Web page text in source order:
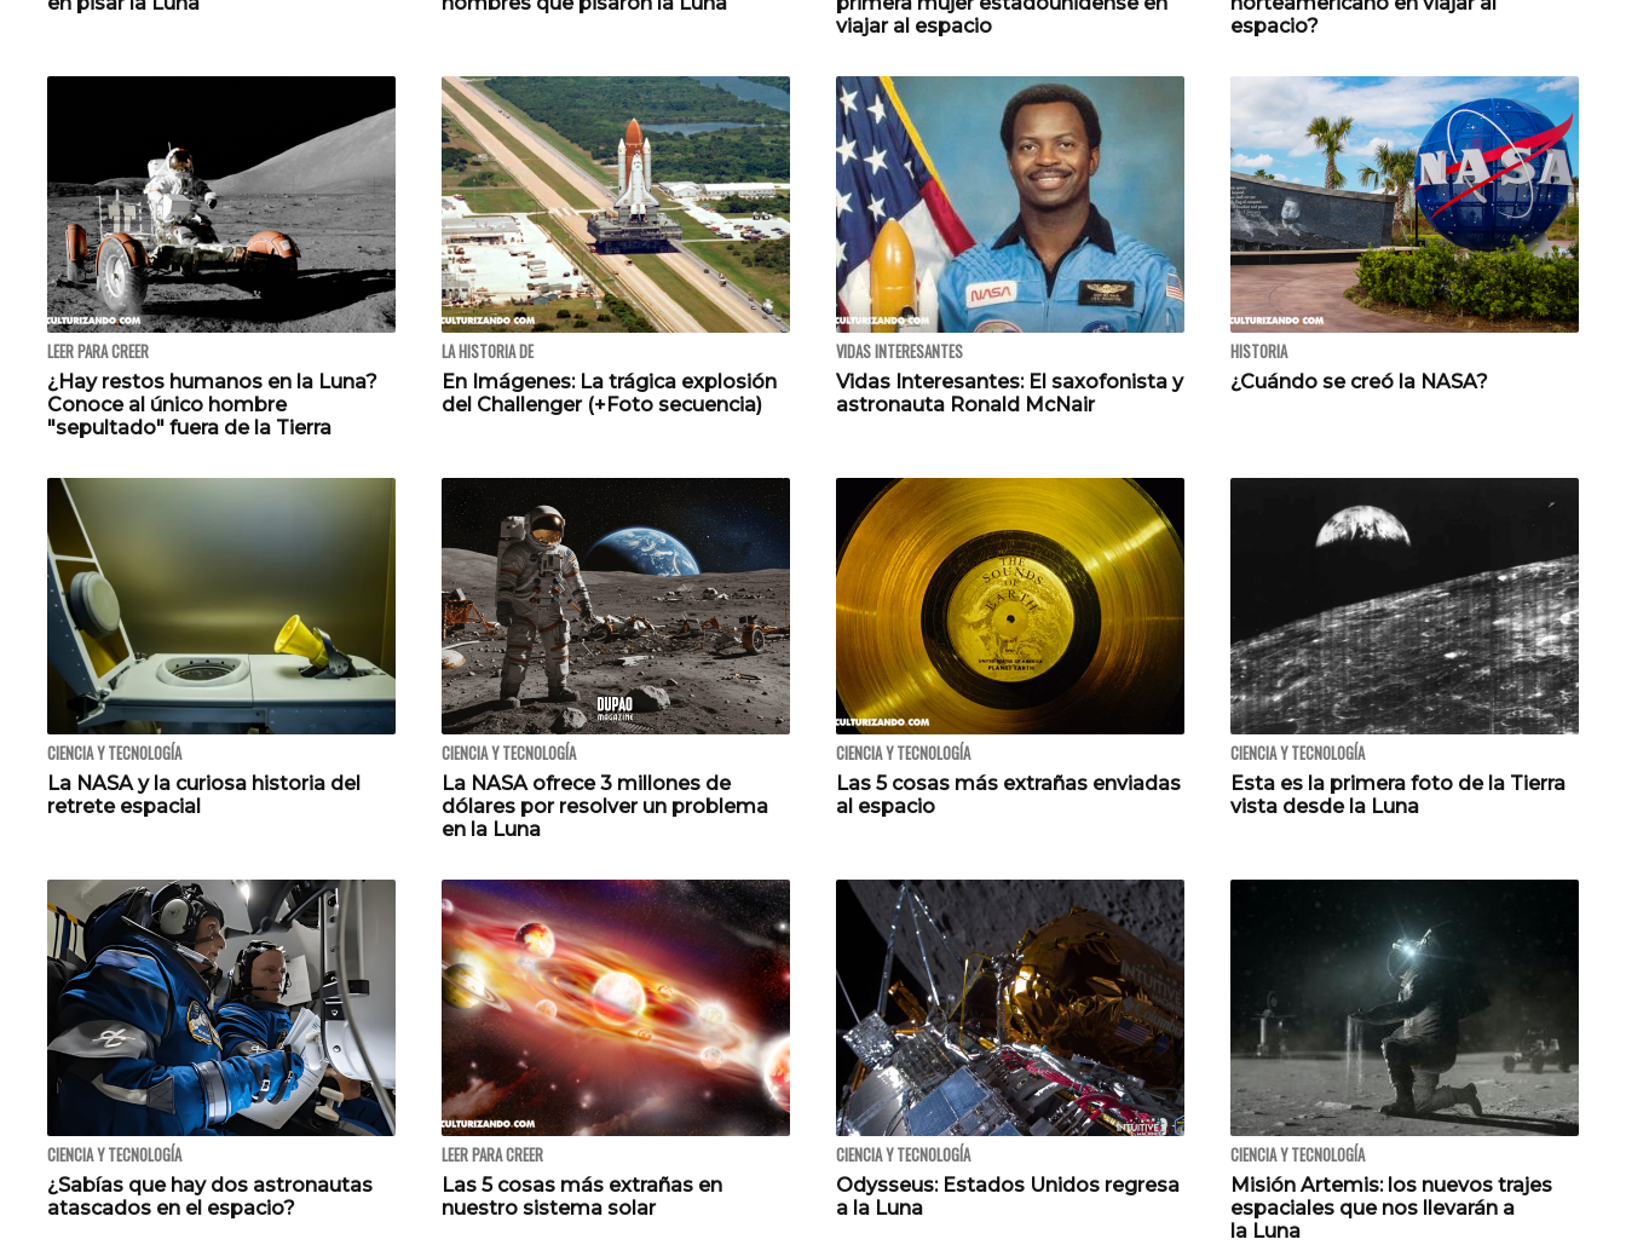
viajar al espacio
espacio?
LEER PARA CREER
¿Hay restos humanos en la Luna?
Conoce al único hombre
"sepultado" fuera de la Tierra
LA HISTORIA DE
En Imágenes: La trágica explosión
del Challenger (+Foto secuencia)
VIDAS INTERESANTES
Vidas Interesantes: El saxofonista y
astronauta Ronald McNair
HISTORIA
¿Cuándo se creó la NASA?
CIENCIA Y TECNOLOGÍA
La NASA y la curiosa historia del
retrete espacial
CIENCIA Y TECNOLOGÍA
La NASA ofrece 3 millones de
dólares por resolver un problema
en la Luna
CIENCIA Y TECNOLOGÍA
Las 5 cosas más extrañas enviadas
al espacio
CIENCIA Y TECNOLOGÍA
Esta es la primera foto de la Tierra
vista desde la Luna
CIENCIA Y TECNOLOGÍA
¿Sabías que hay dos astronautas
atascados en el espacio?
LEER PARA CREER
Las 5 cosas más extrañas en
nuestro sistema solar
CIENCIA Y TECNOLOGÍA
Odysseus: Estados Unidos regresa
a la Luna
CIENCIA Y TECNOLOGÍA
Misión Artemis: los nuevos trajes
espaciales que nos llevarán a
la Luna